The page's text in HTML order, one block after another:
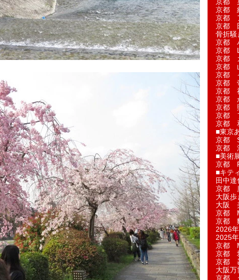
京都
京都
京都
京都
骨折騒
京都
京都
京都
京都
京都
京都
京都
京都
京都
京都
京都
■東京
京都
京都
■美術
京都
■キテ
田中達
京都
大阪歩
大阪
京都
京都
2026
2025
京都
京都
京都
大阪
京都